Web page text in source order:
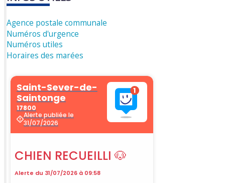
Agence postale communale
Numéros d'urgence
Numéros utiles
Horaires des marées